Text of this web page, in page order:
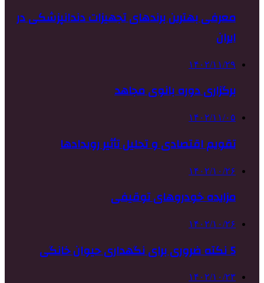
معرفی بهترین برندهای تجهیزات دندانپزشکی در
ایران
۱۴۰۲/۱۱/۲۹
برگزاری دوره بانوی مجاهد
۱۴۰۲/۱۱/۰۵
تقویم اقتصادی و تحلیل تأثیر رویدادها
۱۴۰۲/۱۰/۲۶
مزایده خودروهای توقیفی
۱۴۰۲/۱۰/۲۶
5 نکته ضروری برای نگهداری حیوان خانگی
۱۴۰۲/۱۰/۲۳